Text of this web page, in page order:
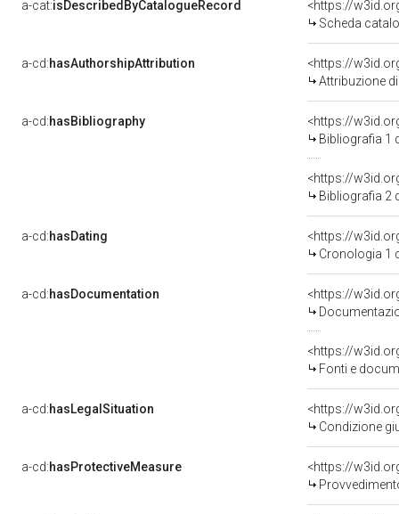
a-cat:isDescribedByCatalogueRecord
<https://
Scheda
a-cd:hasAuthorshipAttribution
Attribuzione
a-cd:hasBibliography
<https://
Bibliografia 1
<https://
Bibliografia 2
a-cd:hasDating
<https://
Cronologia 1
a-cd:hasDocumentation
<https://
Fonti e
a-cd:hasLegalSituation
<https://
Condizione
a-cd:hasProtectiveMeasure
<https://